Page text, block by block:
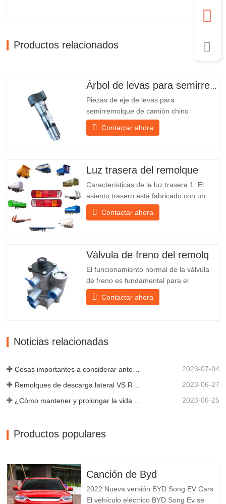
Productos relacionados
Piezas de eje de levas para
semirremolque de camión chino
PO218971, muy vendidas Presupuesto
Producto Repuestos para remolques
nosotros Chengda Group es un
fabricante chino de semirremolques con
su propia...
Contactar ahora
Luz trasera del remolque
Características de la luz trasera 1. El
asiento trasero está fabricado con un
soporte de hierro, mucho más resistente
que otros materiales. Se incluyen
hierro delante de la pantalla de la
Contactar ahora
El funcionamiento normal de la válvula
de freno es fundamental para el
estacionamiento, ya que facilita el
frenado suave del remolque. Chengda,
tipos de remolques, integrando
producción, investigación y desarrollo
Contactar ahora
Noticias relacionadas
2023-07-04
2023-06-27
¿Cómo mantener y prolongar la vida útil de los remolques de descarga final? 2023-06-25
Productos populares
Canción de Byd
2022 Nueva versión BYD Song EV Cars
El vehículo eléctrico BYD Song Ev se